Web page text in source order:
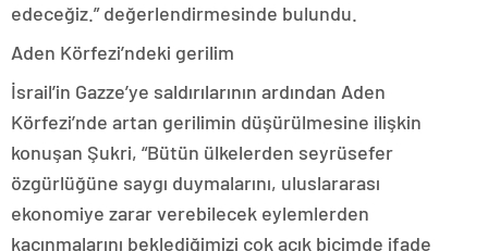
edeceğiz.” değerlendirmesinde bulundu.
Aden Körfezi’ndeki gerilim
İsrail’in Gazze’ye saldırılarının ardından Aden
Körfezi’nde artan gerilimin düşürülmesine ilişkin
konuşan Şukri, “Bütün ülkelerden seyrüsefer
özgürlüğüne saygı duymalarını, uluslararası
ekonomiye zarar verebilecek eylemlerden
kaçınmalarını beklediğimizi çok açık biçimde ifade